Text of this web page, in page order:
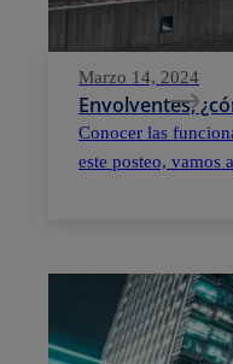
Marzo 14, 2024
Envolventes,
Conocer las
este posteo, vamos